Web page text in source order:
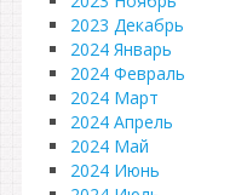
2023 Декабрь
2024 Январь
2024 Февраль
2024 Март
2024 Апрель
2024 Май
2024 Июнь